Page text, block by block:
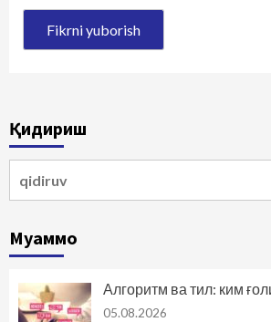
Қидириш
Муаммо
Алгоритм ва тил: ким
05.08.2026